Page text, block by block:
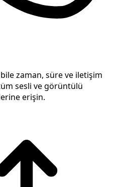
zaman, süre ve iletişim
sesli ve görüntülü
erişin.